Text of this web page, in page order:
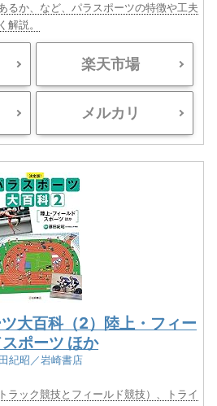
るか、など、パラスポーツの特徴や工夫
解説。
楽天市場
メルカリ
大百科（2）陸上・フィー
ポーツ ほか
紀昭／岩崎書店
ラック競技とフィールド競技）、トライ